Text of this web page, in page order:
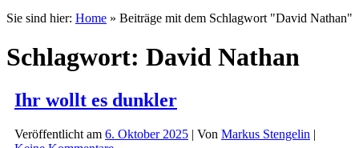
Sie sind hier: Home » Beiträge mit dem Schlagwort "David Nathan"
Schlagwort: David Nathan
Ihr wollt es dunkler
Veröffentlicht am 6. Oktober 2025 | Von Markus Stengelin |